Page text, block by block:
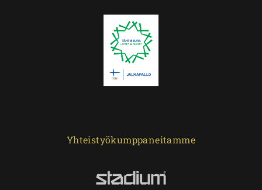
Yhteistyökumppaneitamme